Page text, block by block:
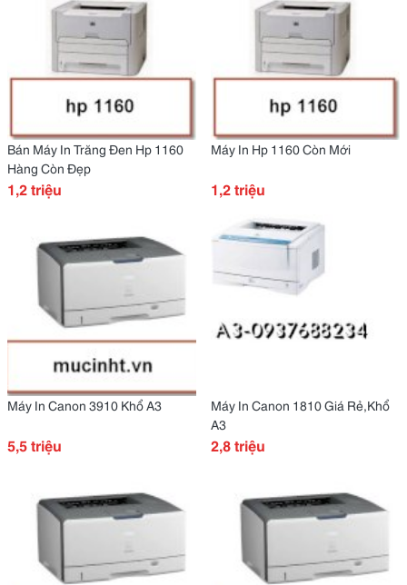
Bán Máy In Trăng Đen Hp 1160
Hàng Còn Đẹp
1,2 triệu
Máy In Hp 1160 Còn Mới
1,2 triệu
Máy In Canon 3910 Khổ A3
5,5 triệu
Máy In Canon 1810 Giá Rẻ,Khổ
A3
2,8 triệu